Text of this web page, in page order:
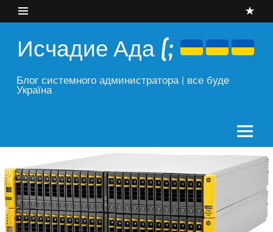
content
Исчадие Ада (;
Блог системного администратора | все буде
Україна